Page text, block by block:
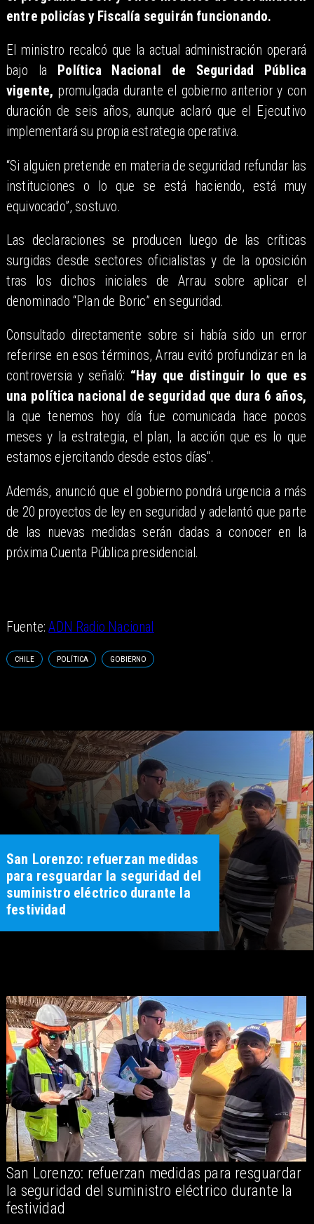
entre policías y Fiscalía seguirán funcionando.
El ministro recalcó que la actual administración operará
bajo la
Política Nacional de Seguridad Pública
vigente, promulgada durante el gobierno anterior y con
duración de seis años, aunque aclaró que el Ejecutivo
implementará su propia estrategia operativa.
“Si alguien pretende en materia de seguridad refundar las
instituciones o lo que se está haciendo, está muy
equivocado”, sostuvo.
Las declaraciones se producen luego de las críticas
surgidas desde sectores oficialistas y de la oposición
tras los dichos iniciales de Arrau sobre aplicar el
denominado “Plan de Boric” en seguridad.
Consultado directamente sobre si había sido un error
referirse en esos términos, Arrau evitó profundizar en la
controversia y señaló: “Hay que distinguir lo que es
una política nacional de seguridad que dura 6 años,
la que tenemos hoy día fue comunicada hace pocos
meses y la estrategia, el plan, la acción que es lo que
estamos ejercitando desde estos días".
Además, anunció que el gobierno pondrá urgencia a más
de 20 proyectos de ley en seguridad y adelantó que parte
de las nuevas medidas serán dadas a conocer en la
próxima Cuenta Pública presidencial.
Fuente:ADN Radio Nacional
CHILE POLÍTICA GOBIERNO
San Lorenzo: refuerzan medidas
para resguardar la seguridad del
suministro eléctrico durante la
festividad
San Lorenzo: refuerzan medidas para resguardar
la seguridad del suministro eléctrico durante la
festividad